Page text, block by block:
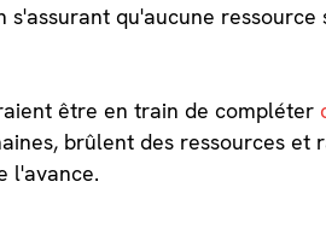
s'assurant qu'aucune
être en train de compléter
brûlent des ressources
l'avance.